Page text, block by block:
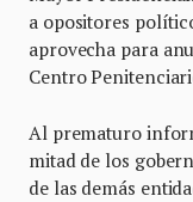
a opositores
aprovecha para
Centro
Al prematuro
mitad de los
de las demás